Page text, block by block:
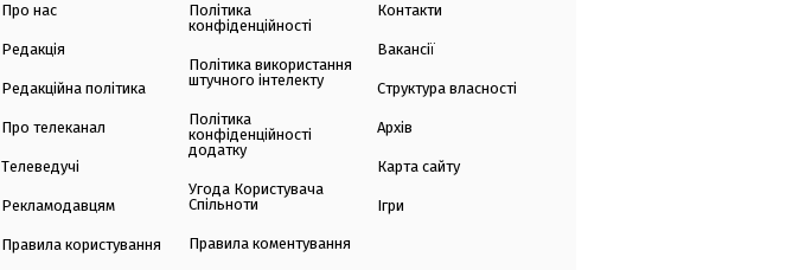
Про нас
Редакція
Редакційна політика
Про телеканал
Телеведучі
Рекламодавцям
Правила користування
Політика
конфіденційності
Політика використання
штучного інтелекту
Політика
конфіденційності
додатку
Угода Користувача
Спільноти
Правила коментування
Контакти
Вакансії
Структура власності
Архів
Карта сайту
Ігри